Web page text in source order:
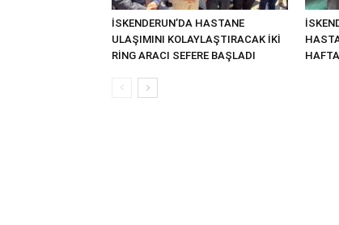
İSKENDERUN’DA HASTANE
ULAŞIMINI KOLAYLAŞTIRACAK İKİ
RİNG ARACI SEFERE BAŞLADI